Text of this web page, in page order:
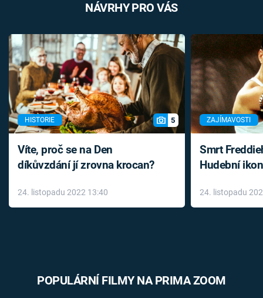
NÁVRHY PRO VÁS
HISTORIE 5
Víte, proč se na Den
díkůvzdání jí zrovna krocan?
24. listopadu 2022 13:40
ZAJÍMAVOSTI
Smrt
Hudební
léky
24. listopadu
POPULÁRNÍ FILMY NA PRIMA ZOOM